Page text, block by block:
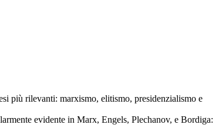
più rilevanti: marxismo, elitismo, presidenzialismo e
evidente in Marx, Engels, Plechanov, e Bordiga: